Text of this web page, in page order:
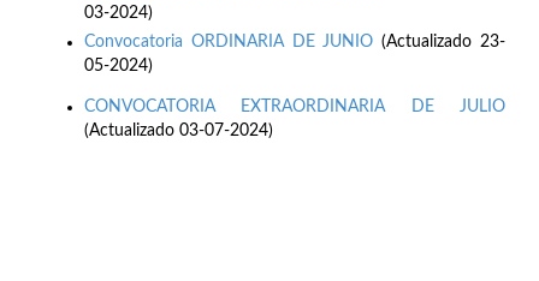
03-2024)
Convocatoria ORDINARIA DE JUNIO (Actualizado 23-
05-2024)
CONVOCATORIA EXTRAORDINARIA DE JULIO
(Actualizado 03-07-2024)